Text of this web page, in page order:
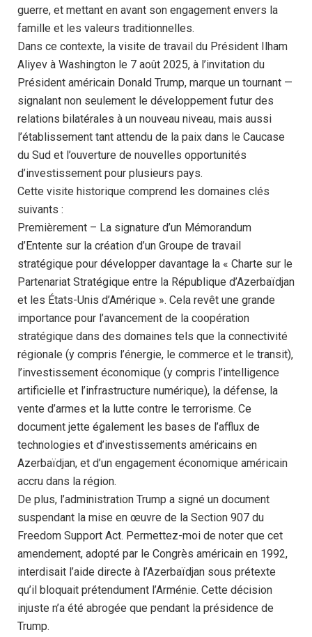
guerre, et mettant en avant son engagement envers la
famille et les valeurs traditionnelles.
Dans ce contexte, la visite de travail du Président Ilham
Aliyev à Washington le 7 août 2025, à l’invitation du
Président américain Donald Trump, marque un tournant —
signalant non seulement le développement futur des
relations bilatérales à un nouveau niveau, mais aussi
l’établissement tant attendu de la paix dans le Caucase
du Sud et l’ouverture de nouvelles opportunités
d’investissement pour plusieurs pays.
Cette visite historique comprend les domaines clés
suivants :
Premièrement – La signature d’un Mémorandum
d’Entente sur la création d’un Groupe de travail
stratégique pour développer davantage la « Charte sur le
Partenariat Stratégique entre la République d’Azerbaïdjan
et les États-Unis d’Amérique ». Cela revêt une grande
importance pour l’avancement de la coopération
stratégique dans des domaines tels que la connectivité
régionale (y compris l’énergie, le commerce et le transit),
l’investissement économique (y compris l’intelligence
artificielle et l’infrastructure numérique), la défense, la
vente d’armes et la lutte contre le terrorisme. Ce
document jette également les bases de l’afflux de
technologies et d’investissements américains en
Azerbaïdjan, et d’un engagement économique américain
accru dans la région.
De plus, l’administration Trump a signé un document
suspendant la mise en œuvre de la Section 907 du
Freedom Support Act. Permettez-moi de noter que cet
amendement, adopté par le Congrès américain en 1992,
interdisait l’aide directe à l’Azerbaïdjan sous prétexte
qu’il bloquait prétendument l’Arménie. Cette décision
injuste n’a été abrogée que pendant la présidence de
Trump.